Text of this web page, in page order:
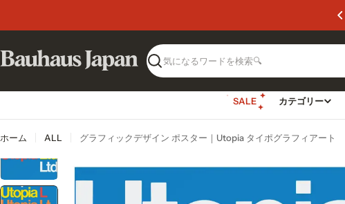
テ
ツ
ス
ッ
検
SALE カテゴリー
ホーム ALL グラフィックデザイン ポスター｜Utopia タイポグラフィアート